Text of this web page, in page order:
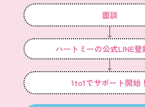
面談
ハートミーの公式LINE登
1to1でサポート開始！